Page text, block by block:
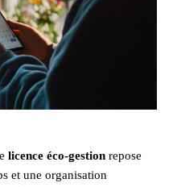
licence éco-gestion repose
et une organisation